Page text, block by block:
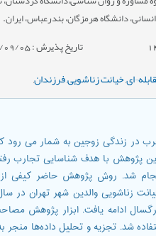
دانشگاه هرمزگان، بندرعباس، ایران.
تاریخ پذیرش : 1403/09/05
,خیانت زناشویی,فرزندان,
در زندگی زوجین به شمار می رود
پژوهش با هدف شناسایی تجارب
شد. روش پژوهش حاضر کیفی
10 فرزند بزرگسال ادامه یافت.